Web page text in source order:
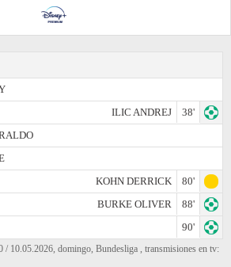
ILIC ANDREJ
38'
KOHN DERRICK
80'
BURKE OLIVER
88'
90'
10.05.2026, domingo, Bundesliga , transmisiones en tv: